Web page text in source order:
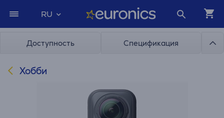
RU
Доступность Спецификация
Хобби